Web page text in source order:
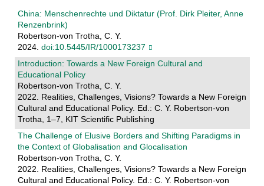
China: Menschenrechte und Diktatur (Prof. Dirk Pleiter, Anne
Renzenbrink)
Robertson-von Trotha, C. Y.
2024. doi:10.5445/IR/1000173237
Introduction: Towards a New Foreign Cultural and
Educational Policy
Robertson-von Trotha, C. Y.
2022. Realities, Challenges, Visions? Towards a New Foreign
Cultural and Educational Policy. Ed.: C. Y. Robertson-von
Trotha, 1–7, KIT Scientific Publishing
The Challenge of Elusive Borders and Shifting Paradigms in
the Context of Globalisation and Glocalisation
Robertson-von Trotha, C. Y.
2022. Realities, Challenges, Visions? Towards a New Foreign
Cultural and Educational Policy. Ed.: C. Y. Robertson-von